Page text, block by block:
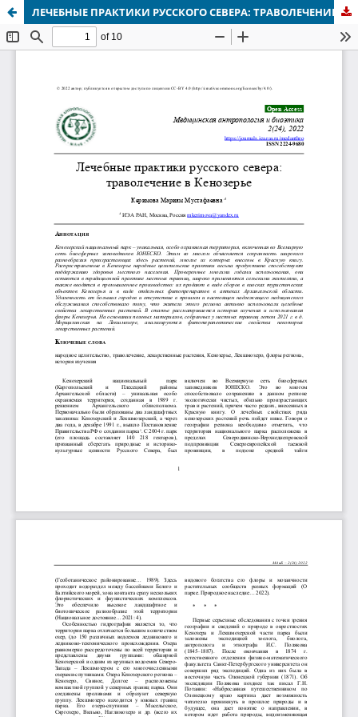
ЛЕЧЕБНЫЕ ПРАКТИКИ РУССКОГО СЕВЕРА: ТРАВОЛЕЧЕНИЕ В КЕНОЗЕРЬЕ